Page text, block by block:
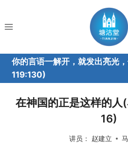
内
你的言语一解开，就发出亮光
119:130)
在神国的正是这样的
16)
讲员： 赵建立